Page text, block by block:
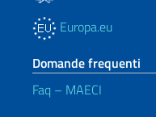
Europa.eu
Domande frequenti
Faq – MAECI